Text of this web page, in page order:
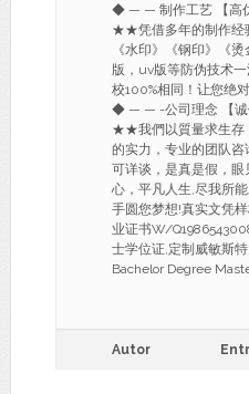
◆ — — 制作工艺 【
★★凭借多年的制作经
《水印》《钢印》《
版，uv版等防伪技术
校100%相同！让您绝对
◆ — — -公司理念 【
★★我們以質量求生存
的实力，专业的团队咨
可详谈，是真是假，
心，平凡人生,尽我所
手圆您梦想!真实文凭
业证书W/
士学位证,定制威敏斯
Bachelor Degree
Autor